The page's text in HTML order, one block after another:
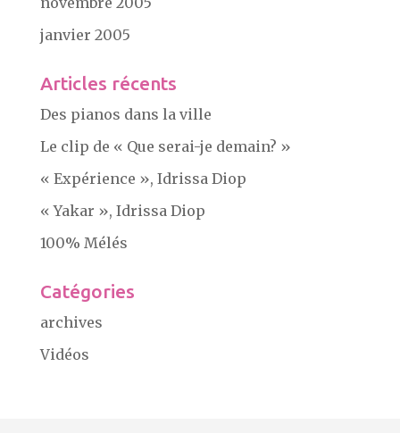
janvier 2005
Articles récents
Des pianos dans la ville
Le clip de « Que serai-je demain? »
« Expérience », Idrissa Diop
« Yakar », Idrissa Diop
100% Mélés
Catégories
archives
Vidéos